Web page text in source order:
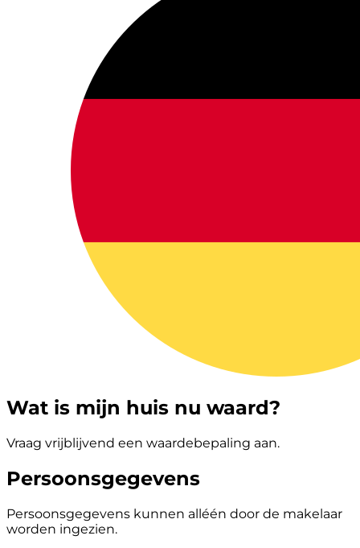
Wat is mijn huis nu waard?
Vraag vrijblijvend een waardebepaling aan.
Persoonsgegevens
Persoonsgegevens kunnen alléén door de makelaar
worden ingezien.